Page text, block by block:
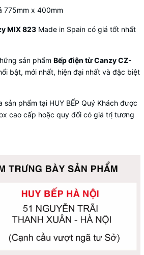
x 400mm
MIX 823 Made in Spain có giá tốt nhất
sản phẩm Bếp điện từ Canzy CZ-
bật, mới nhất, hiện đại nhất và đặc biệt
sản phẩm tại HUY BẾP Quý Khách được
cao cấp hoặc quy đổi có giá trị tương